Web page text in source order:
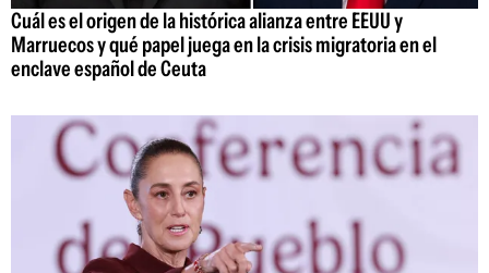
Cuál es el origen de la histórica alianza entre EEUU y
Marruecos y qué papel juega en la crisis migratoria en el
enclave español de Ceuta